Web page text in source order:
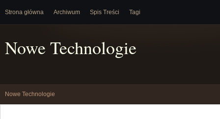
Strona główna Archiwum Spis Treści Tagi
Nowe Technologie
Nowe Technologie